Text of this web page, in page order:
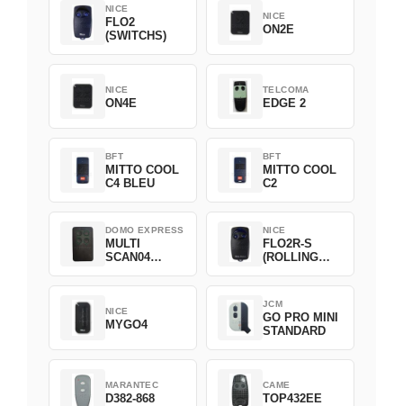
NICE
FLO2
(SWITCHS)
NICE
ON2E
NICE
ON4E
TELCOMA
EDGE 2
BFT
MITTO COOL
C4 BLEU
BFT
MITTO COOL
C2
DOMO EXPRESS
MULTI
SCAN04
NICE
FLO2R-S
(ROLLING
NICE
MYGO4
JCM
GO PRO MINI
STANDARD
MARANTEC
D382-868
CAME
TOP432EE